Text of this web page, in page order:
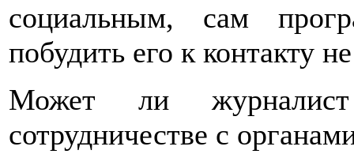
социальным, сам
побудить его к контакту
Может ли
сотрудничестве с